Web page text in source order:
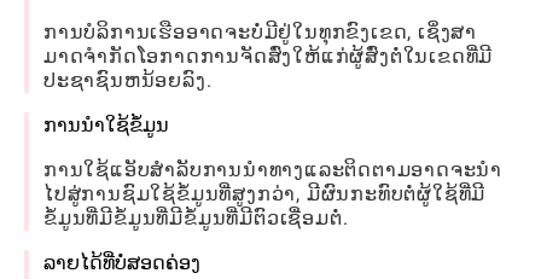
ການບໍລິການເຮືອອາດຈະບໍ່ມີຢູ່ໃນທຸກຂົງເຂດ, ເຊິ່ງສາ
ມາດຈໍາກັດໂອກາດການຈັດສົ່ງໃຫ້ແກ່ຜູ້ສົ່ງຕໍ່ໃນເຂດທີ່ມີ
ປະຊາຊົນຫນ້ອຍລົງ.
ການນໍາໃຊ້ຂໍ້ມູນ
ການໃຊ້ແອັບສໍາລັບການນໍາທາງແລະຕິດຕາມອາດຈະນໍາ
ໄປສູ່ການຊົມໃຊ້ຂໍ້ມູນທີ່ສູງກວ່າ, ມີຜົນກະທົບຕໍ່ຜູ້ໃຊ້ທີ່ມີ
ຂໍ້ມູນທີ່ມີຂໍ້ມູນທີ່ມີຂໍ້ມູນທີ່ມີຕົວເຊື່ອມຕໍ່.
ລາຍໄດ້ທີ່ບໍ່ສອດຄ່ອງ